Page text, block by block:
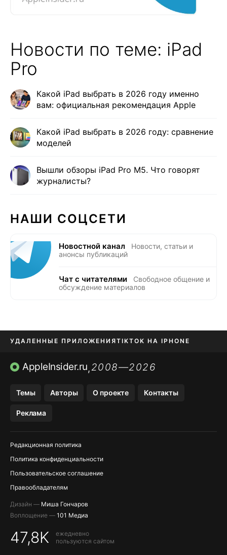
Новости по теме: iPad
Pro
Какой iPad выбрать в 2026 году именно
вам: официальная рекомендация Apple
Какой iPad выбрать в 2026 году: сравнение
моделей
Вышли обзоры iPad Pro M5. Что говорят
журналисты?
НАШИ СОЦСЕТИ
Новостной канал
Новости, статьи и
анонсы публикаций
Чат с читателями
Свободное общение и
обсуждение материалов
УДАЛЕННЫЕ ПРИЛОЖЕНИЯTIKTOK НА IPHONE
ПРИЛОЖЕНИЯ БЕЗ APP STORE
AppleInsider.ru,2008—2026
Темы Авторы О проекте Контакты
Реклама
Редакционная политика
Политика конфиденциальности
Пользовательское соглашение
Правообладателям
Дизайн — Миша Гончаров
Воплощение — 101 Медиа
47,8K
ежедневно
пользуются сайтом